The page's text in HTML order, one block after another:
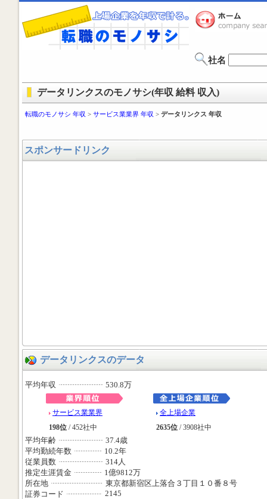
社名
データリンクスのモノサシ(年収 給料 収入)
転職のモノサシ 年収 > サービス業業界 年収 > データリンクス 年収
スポンサードリンク
データリンクスのデータ
平均年収 530.8万
サービス業業界
198位 / 452社中
全上場企業
2635位 / 3908社中
平均年齢
37.4歳
平均勤続年数
10.2年
従業員数
314人
推定生涯賃金
1億9812万
所在地
東京都新宿区上落合３丁目１０番８号
証券コード
2145